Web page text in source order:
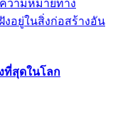
วามหมายทาง
อยู่ในสิ่งก่อสร้างอัน
ที่สุดในโลก